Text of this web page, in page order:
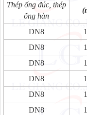
Thép ống đúc, thép
ống hàn
DN8
DN8
DN8
DN8
DN8
DN8